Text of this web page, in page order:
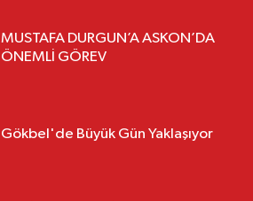
MUSTAFA DURGUN’A ASKON’DA
ÖNEMLİ GÖREV
Gökbel'de Büyük Gün Yaklaşıyor